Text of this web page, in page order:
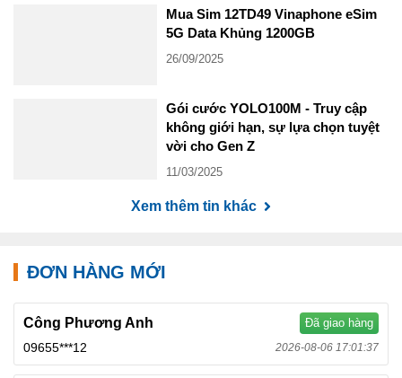
Mua Sim 12TD49 Vinaphone eSim
5G Data Khủng 1200GB
26/09/2025
Gói cước YOLO100M - Truy cập
không giới hạn, sự lựa chọn tuyệt
vời cho Gen Z
11/03/2025
Xem thêm tin khác
ĐƠN HÀNG MỚI
Công Phương Anh Đã giao hàng
09655***12 2026-08-06 17:01:37